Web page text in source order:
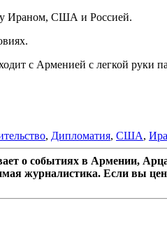
Ираном, США и Россией.
с Арменией с легкой руки
, Дипломатия, США,
о событиях в Армении,
журналистика. Если вы